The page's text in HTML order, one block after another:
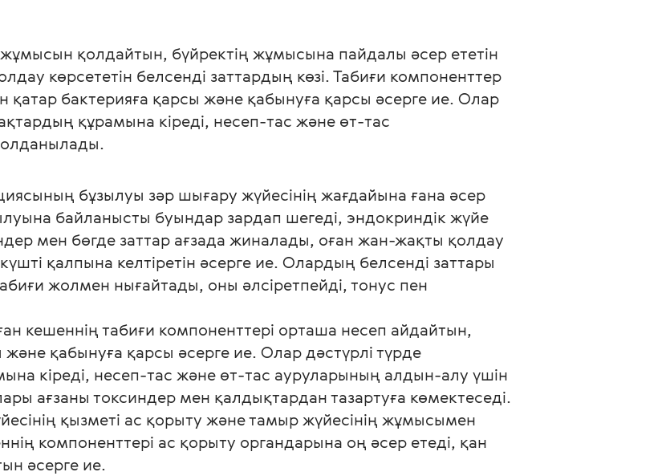
қолдайтын, бүйректің жұмысына пайдалы әсер ететін
көрсететін белсенді заттардың көзі. Табиғи компоненттер
бактерияға қарсы және қабынуға қарсы әсерге ие. Олар
құрамына кіреді, несеп-тас және өт-тас
бұзылуы зәр шығару жүйесінің жағдайына ғана әсер
байланысты буындар зардап шегеді, эндокриндік жүйе
мен бөгде заттар ағзада жиналады, оған жан-жақты қолдау
қалпына келтіретін әсерге ие. Олардың белсенді заттары
жолмен нығайтады, оны әлсіретпейді, тонус пен
кешеннің табиғи компоненттері орташа несеп айдайтын,
қабынуға қарсы әсерге ие. Олар дәстүрлі түрде
кіреді, несеп-тас және өт-тас ауруларының алдын-алу үшін
ағзаны токсиндер мен қалдықтардан тазартуға көмектеседі.
қызметі ас қорыту және тамыр жүйесінің жұмысымен
компоненттері ас қорыту органдарына оң әсер етеді, қан
әсерге ие.